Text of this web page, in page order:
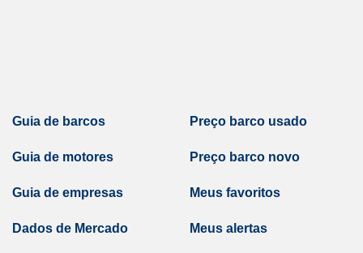
Guia de barcos
Guia de motores
Guia de empresas
Dados de Mercado
Preço barco usado
Preço barco novo
Meus favoritos
Meus alertas